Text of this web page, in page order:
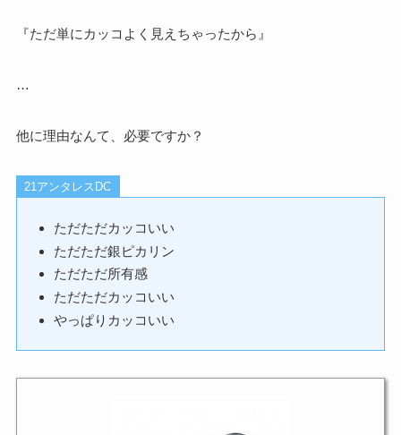
『ただ単にカッコよく見えちゃったから』
…
他に理由なんて、必要ですか？
21アンタレスDC
ただただカッコいい
ただただ銀ピカリン
ただただ所有感
ただただカッコいい
やっぱりカッコいい